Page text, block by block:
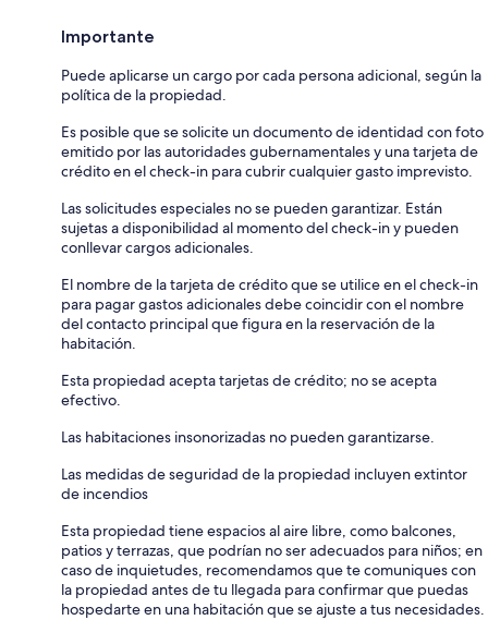
Importante
Puede aplicarse un cargo por cada persona adicional, según la
política de la propiedad.
Es posible que se solicite un documento de identidad con foto
emitido por las autoridades gubernamentales y una tarjeta de
crédito en el check-in para cubrir cualquier gasto imprevisto.
Las solicitudes especiales no se pueden garantizar. Están
sujetas a disponibilidad al momento del check-in y pueden
conllevar cargos adicionales.
El nombre de la tarjeta de crédito que se utilice en el check-in
para pagar gastos adicionales debe coincidir con el nombre
del contacto principal que figura en la reservación de la
habitación.
Esta propiedad acepta tarjetas de crédito; no se acepta
efectivo.
Las habitaciones insonorizadas no pueden garantizarse.
Las medidas de seguridad de la propiedad incluyen extintor
de incendios
Esta propiedad tiene espacios al aire libre, como balcones,
patios y terrazas, que podrían no ser adecuados para niños; en
caso de inquietudes, recomendamos que te comuniques con
la propiedad antes de tu llegada para confirmar que puedas
hospedarte en una habitación que se ajuste a tus necesidades.